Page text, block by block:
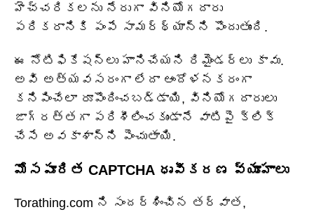
హెచ్చరికలను నేరుగా వినియోగదారు
పరికరానికి పంపే సామర్థ్యాన్ని పొందుతుంది.
ఈ నోటిఫికేషన్‌లు హానిచేయని రిమైండర్‌లు కావు.
అవి అత్యవసరంగా లేదా ఆందోళనకరంగా
కనిపించేలా రూపొందించబడ్డాయి, వినియోగదారులు
జాగ్రత్తగా పరిశీలించకుండానే వాటిపై క్లిక్
చేసే అవకాశాన్ని పెంచుతాయి.
మోసపూరిత CAPTCHA ధృవీకరణ వ్యూహాలు
Torathing.com ని సందర్శించిన తర్వాత,